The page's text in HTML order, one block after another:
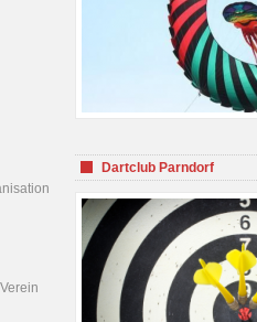
Dartclub Parndorf